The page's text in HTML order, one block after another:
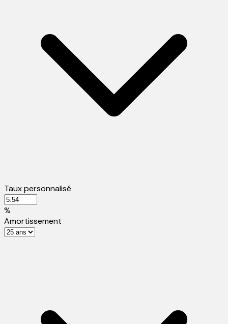
Taux personnalisé
%
Amortissement